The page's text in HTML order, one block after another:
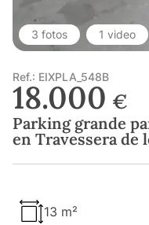
3 fotos 1 video
Ref.: EIXPLA_548B
18.000 €
Parking grande
en Travessera de
13 m²